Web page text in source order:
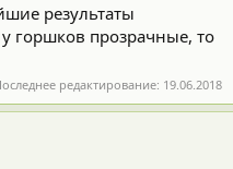
результаты
горшков прозрачные, то
редактирование: 19.06.2018